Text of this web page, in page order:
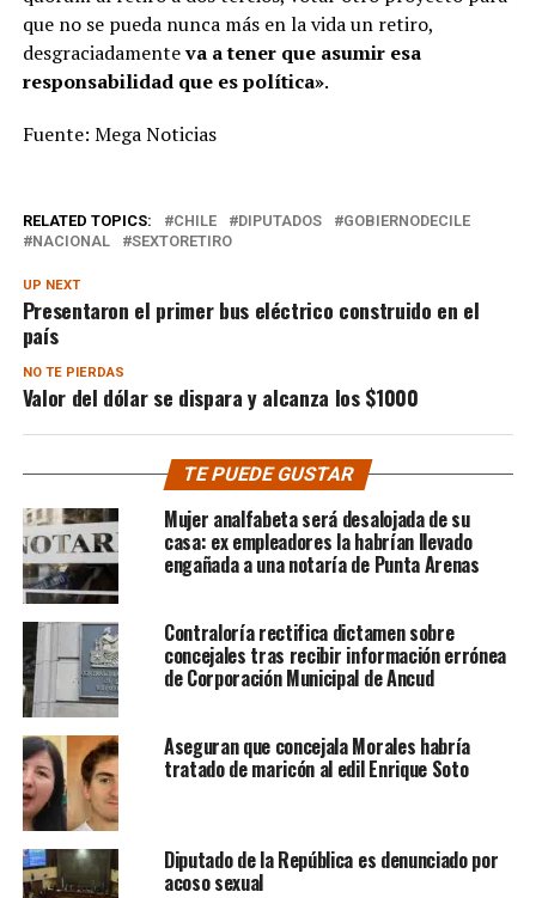
que no se pueda nunca más en la vida un retiro,
desgraciadamenteva a tener que asumir esa
responsabilidad que es política».
Fuente: Mega Noticias
RELATED TOPICS: CHILE DIPUTADOS
GOBIERNODECILE
NACIONAL
SEXTORETIRO
UP NEXT
Presentaron el primer bus eléctrico construido en el
país
NO TE PIERDAS
Valor del dólar se dispara y alcanza los $1000
TE PUEDE GUSTAR
Mujer analfabeta será desalojada de su
casa: ex empleadores la habrían llevado
engañada a una notaría de Punta Arenas
Contraloría rectifica dictamen sobre
concejales tras recibir información errónea
de Corporación Municipal de Ancud
Aseguran que concejala Morales habría
tratado de maricón al edil Enrique Soto
Diputado de la República es denunciado por
acoso sexual